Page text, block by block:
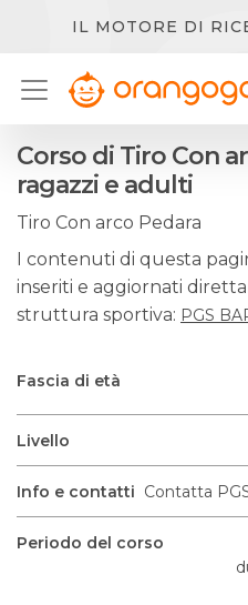
IL MOTORE DI
Corso di Tiro Con
ragazzi e adulti
Tiro Con arco Pedara
I contenuti di questa
inseriti e aggiornati
struttura sportiva: PGS
Fascia di età
Livello
Info e contatti Contatta
Periodo del corso